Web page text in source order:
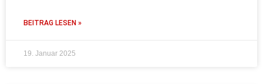
BEITRAG LESEN »
19. Januar 2025